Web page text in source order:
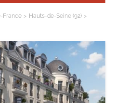
France
Hauts-de-Seine (92)